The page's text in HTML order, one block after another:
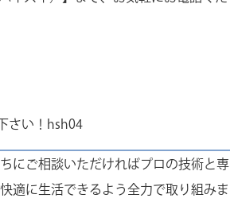
さい！hsh04
にご相談いただければプロの技術と専
適に生活できるよう全力で取り組みま